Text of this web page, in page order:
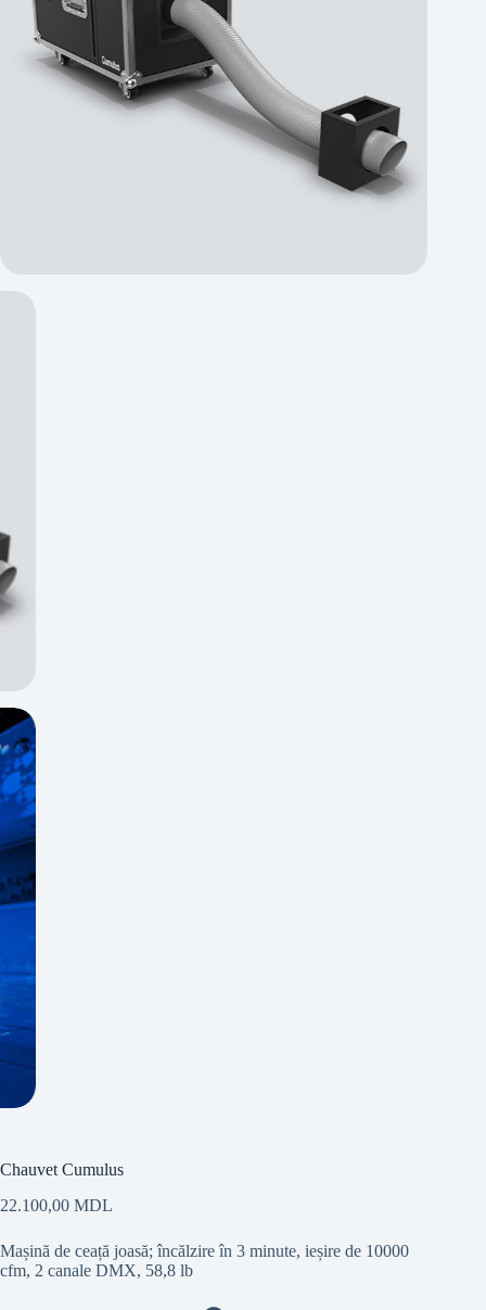
Chauvet Cumulus
22.100,00 MDL
Mașină de ceață joasă; încălzire în 3 minute, ieșire de 10000
cfm, 2 canale DMX, 58,8 lb